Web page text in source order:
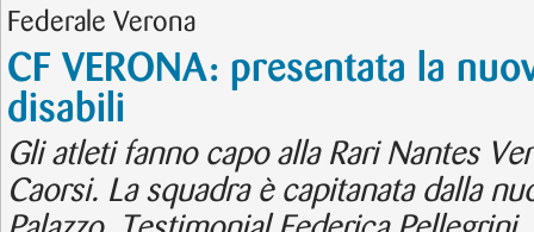
Federale Verona
CF VERONA: presentata la
disabili
Gli atleti fanno capo alla Rari Nantes
Caorsi. La squadra è capitanata dalla